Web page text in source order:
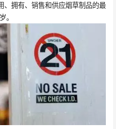
、拥有、销售和供应烟草制品的最
。